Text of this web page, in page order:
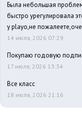
Была небольшая
быстро урегулировала
у playo,не
14 июля, 2026 07:29
Покупаю годовую
17 июля, 2026 13:34
Все класс
18 июля, 2026 21:16